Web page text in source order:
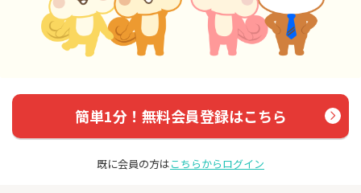
簡単1分！無料会員登録はこちら
既に会員の方はこちらからログイン